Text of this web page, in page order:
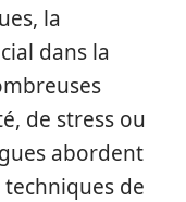
la
dans la
de stress ou
abordent
de